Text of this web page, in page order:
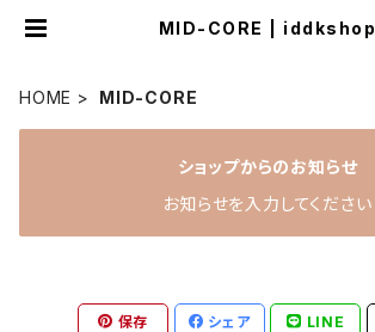
MID-CORE | iddkshop
HOME MID-CORE
ショップからのお知らせ
お知らせを入力してください
保存 シェア LINE